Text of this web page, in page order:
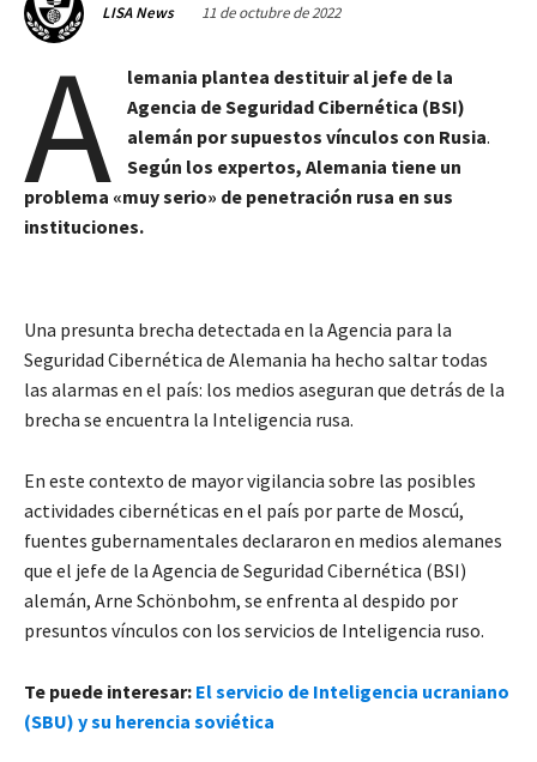
LISA News 11 de octubre de 2022
A
lemania plantea destituir al jefe de la
Agencia de Seguridad Cibernética (BSI)
alemán por supuestos vínculos con Rusia.
Según los expertos, Alemania tiene un
problema «muy serio» de penetración rusa en sus
instituciones.
Una presunta brecha detectada en la Agencia para la
Seguridad Cibernética de Alemania ha hecho saltar todas
las alarmas en el país: los medios aseguran que detrás de la
brecha se encuentra la Inteligencia rusa.
En este contexto de mayor vigilancia sobre las posibles
actividades cibernéticas en el país por parte de Moscú,
fuentes gubernamentales declararon en medios alemanes
que el jefe de la Agencia de Seguridad Cibernética (BSI)
alemán, Arne Schönbohm, se enfrenta al despido por
presuntos vínculos con los servicios de Inteligencia ruso.
Te puede interesar: El servicio de Inteligencia ucraniano
(SBU) y su herencia soviética